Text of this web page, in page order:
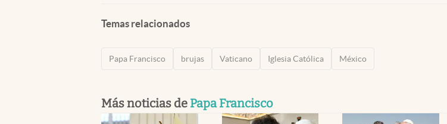
Temas relacionados
Papa Francisco brujas Vaticano Iglesia Católica México
Más noticias de Papa Francisco